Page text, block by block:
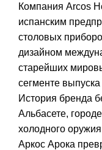
Компания Arcos
испанским
столовых
дизайном
старейших
сегменте
История бренда
Альбасете,
холодного
Аркос Арока